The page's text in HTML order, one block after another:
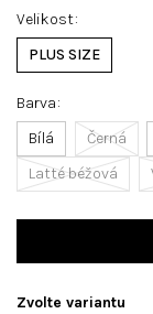
Velikost
PLUS SIZE
Barva
Bílá
Černá
Latté béžová
Zvolte variantu
z
hvězdiček.